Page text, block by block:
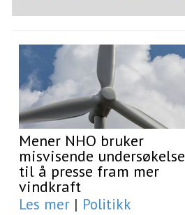
Mener NHO bruker
misvisende undersøkelse
til å presse fram mer
vindkraft
Les mer | Politikk